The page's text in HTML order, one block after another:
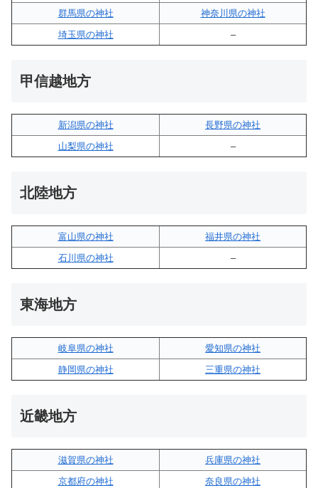
群馬県の神社
神奈川県の神社
埼玉県の神社
–
甲信越地方
新潟県の神社
長野県の神社
山梨県の神社
–
北陸地方
富山県の神社
福井県の神社
石川県の神社
–
東海地方
岐阜県の神社
愛知県の神社
静岡県の神社
三重県の神社
近畿地方
滋賀県の神社
兵庫県の神社
京都府の神社
奈良県の神社